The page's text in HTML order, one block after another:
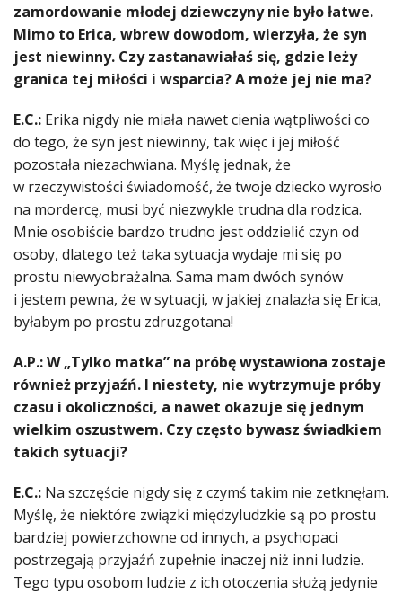
zamordowanie młodej dziewczyny nie było łatwe.
Mimo to Erica, wbrew dowodom, wierzyła, że syn
jest niewinny. Czy zastanawiałaś się, gdzie leży
granica tej miłości i wsparcia? A może jej nie ma?
E.C.: Erika nigdy nie miała nawet cienia wątpliwości co
do tego, że syn jest niewinny, tak więc i jej miłość
pozostała niezachwiana. Myślę jednak, że
w rzeczywistości świadomość, że twoje dziecko wyrosło
na mordercę, musi być niezwykle trudna dla rodzica.
Mnie osobiście bardzo trudno jest oddzielić czyn od
osoby, dlatego też taka sytuacja wydaje mi się po
prostu niewyobrażalna. Sama mam dwóch synów
i jestem pewna, że w sytuacji, w jakiej znalazła się Erica,
byłabym po prostu zdruzgotana!
A.P.: W „Tylko matka” na próbę wystawiona zostaje
również przyjaźń. I niestety, nie wytrzymuje próby
czasu i okoliczności, a nawet okazuje się jednym
wielkim oszustwem. Czy często bywasz świadkiem
takich sytuacji?
E.C.: Na szczęście nigdy się z czymś takim nie zetknęłam.
Myślę, że niektóre związki międzyludzkie są po prostu
bardziej powierzchowne od innych, a psychopaci
postrzegają przyjaźń zupełnie inaczej niż inni ludzie.
Tego typu osobom ludzie z ich otoczenia służą jedynie